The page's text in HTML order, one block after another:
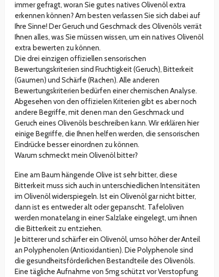
immer gefragt, woran Sie gutes natives Olivenöl extra
erkennen können? Am besten verlassen Sie sich dabei auf
Ihre Sinne! Der Geruch und Geschmack des Olivenöls verrät
Ihnen alles, was Sie müssen wissen, um ein natives Olivenöl
extra bewerten zu können.
Die drei einzigen offiziellen sensorischen
Bewertungskriterien sind Fruchtigkeit (Geruch), Bitterkeit
(Gaumen) und Schärfe (Rachen). Alle anderen
Bewertungskriterien bedürfen einer chemischen Analyse.
Abgesehen von den offizielen Kriterien gibt es aber noch
andere Begriffe, mit denen man den Geschmack und
Geruch eines Olivenöls beschreiben kann. Wir erklären hier
einige Begriffe, die Ihnen helfen werden, die sensorischen
Eindrücke besser einordnen zu können.
Warum schmeckt mein Olivenöl bitter?
Eine am Baum hängende Olive ist sehr bitter, diese
Bitterkeit muss sich auch in unterschiedlichen Intensitäten
im Olivenöl widerspiegeln. Ist ein Olivenöl gar nicht bitter,
dann ist es entweder alt oder gepanscht. Tafeloliven
werden monatelang in einer Salzlake eingelegt, um ihnen
die Bitterkeit zu entziehen.
Je bitterer und schärfer ein Olivenöl, umso höher der Anteil
an Polyphenolen (Antioxidantien). Die Polyphenole sind
die gesundheitsförderlichen Bestandteile des Olivenöls.
Eine tägliche Aufnahme von 5mg schützt vor Verstopfung